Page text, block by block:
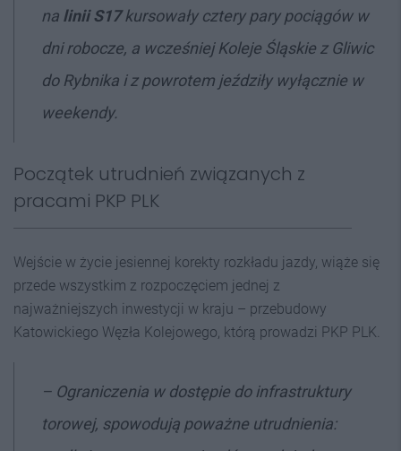
na linii S17kursowały cztery pary pociągów w
dni robocze, a wcześniej Koleje Śląskie z Gliwic
do Rybnika i z powrotem jeździły wyłącznie w
weekendy.
Początek utrudnień związanych z
pracami PKP PLK
Wejście w życie jesiennej korekty rozkładu jazdy, wiąże się
przede wszystkim z rozpoczęciem jednej z
najważniejszych inwestycji w kraju – przebudowy
Katowickiego Węzła Kolejowego, którą prowadzi PKP PLK.
– Ograniczenia w dostępie do infrastruktury
torowej, spowodują poważne utrudnienia: